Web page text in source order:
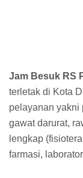
Jam Besuk RS
terletak di Kota
pelayanan yakni
gawat darurat,
lengkap
farmasi,